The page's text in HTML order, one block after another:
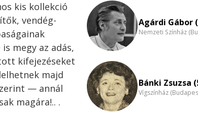
kis kollekció
vendég-
megy az adás,
kifejezéseket
majd
— annál
magára!.. .
Agárdi Gábor
Nemzeti Színház
Bánki Zsuzsa
Vígszínház